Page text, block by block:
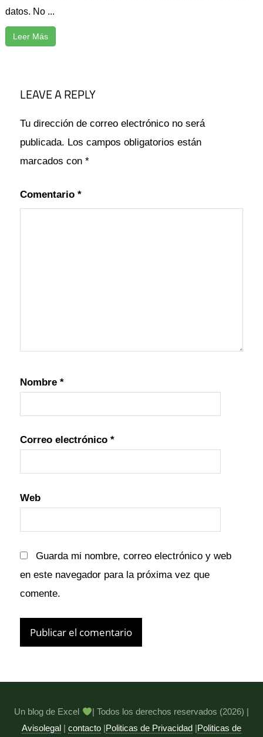
datos. No ...
Leer Más
ERROR
LEAVE A REPLY
Tu dirección de correo electrónico no será
publicada. Los campos obligatorios están
marcados con *
Comentario *
Nombre *
Correo electrónico *
Web
Guarda mi nombre, correo electrónico y web
en este navegador para la próxima vez que
comente.
Un blog de Excel
| Todos los derechos reservados (2026) |
Avisolegal
contacto Politicas de Privacidad Politicas de